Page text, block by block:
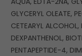
GLYCERYL OLEATE,
CETEARYL
DEXPANTHENOL,
PENTAPEPTIDE-4,